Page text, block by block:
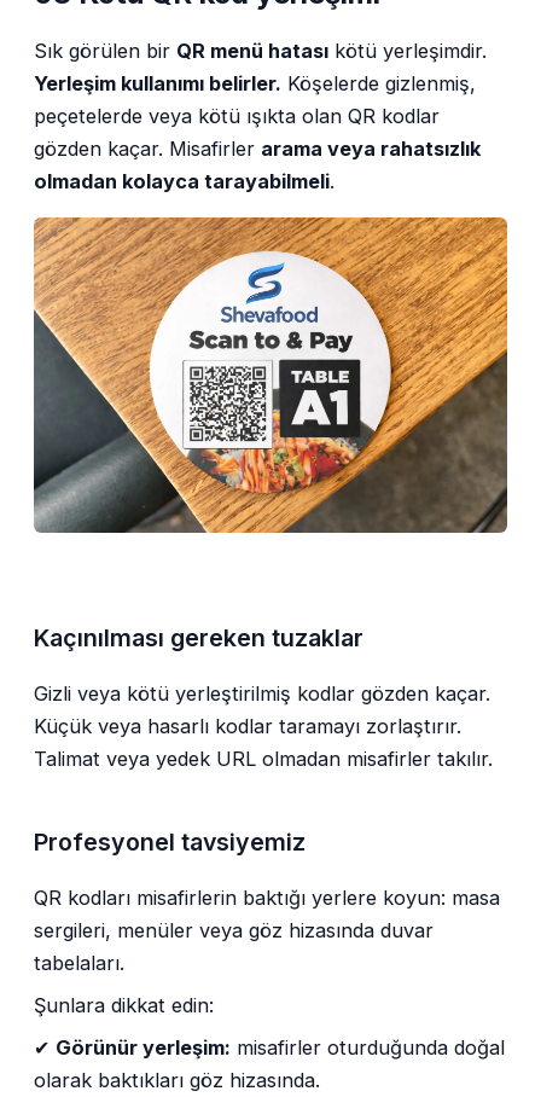
Sık görülen bir QR menü hatası kötü yerleşimdir.
Yerleşim kullanımı belirler. Köşelerde gizlenmiş,
peçetelerde veya kötü ışıkta olan QR kodlar
gözden kaçar. Misafirler arama veya rahatsızlık
olmadan kolayca tarayabilmeli.
Kaçınılması gereken tuzaklar
Gizli veya kötü yerleştirilmiş kodlar gözden kaçar.
Küçük veya hasarlı kodlar taramayı zorlaştırır.
Talimat veya yedek URL olmadan misafirler takılır.
Profesyonel tavsiyemiz
QR kodları misafirlerin baktığı yerlere koyun: masa
sergileri, menüler veya göz hizasında duvar
tabelaları.
Şunlara dikkat edin:
✔ Görünür yerleşim: misafirler oturduğunda doğal
olarak baktıkları göz hizasında.